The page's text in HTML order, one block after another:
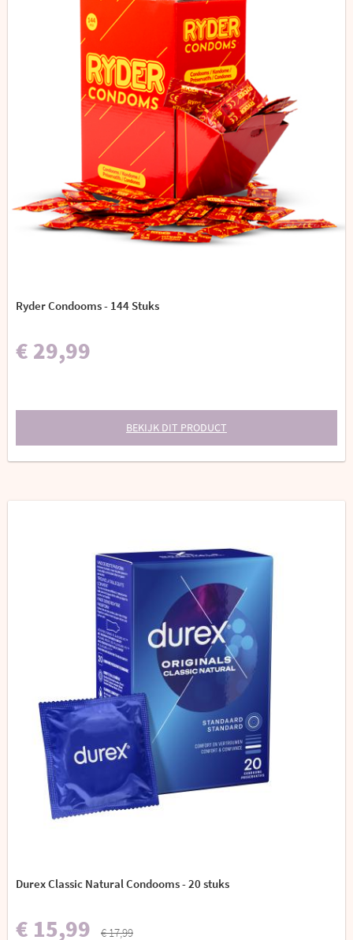
Ryder Condooms - 144 Stuks
€ 29,99
BEKIJK DIT PRODUCT
Durex Classic Natural Condooms - 20 stuks
€ 15,99 € 17,99